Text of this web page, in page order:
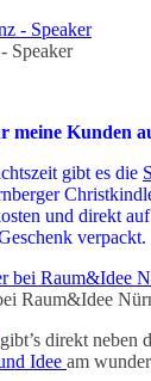
Speaker
meine Kunden
gibt es die
und direkt
verpackt.
Raum&Idee
gibt’s direkt neben
Idee am